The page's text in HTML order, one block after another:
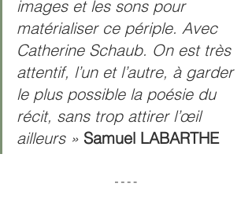
images et les sons pour
matérialiser ce périple. Avec
Catherine Schaub. On est très
attentif, l’un et l’autre, à garder
le plus possible la poésie du
récit, sans trop attirer l’œil
ailleurs » Samuel LABARTHE